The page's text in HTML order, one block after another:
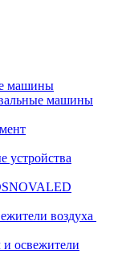
машины
машины
устройства
воздуха
освежители